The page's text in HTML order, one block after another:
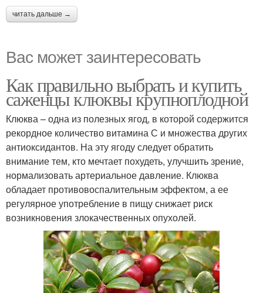
читать дальше →
Вас может заинтересовать
Как правильно выбрать и купить
саженцы клюквы крупноплодной
Клюква – одна из полезных ягод, в которой содержится
рекордное количество витамина С и множества других
антиоксидантов. На эту ягоду следует обратить
внимание тем, кто мечтает похудеть, улучшить зрение,
нормализовать артериальное давление. Клюква
обладает противовоспалительным эффектом, а ее
регулярное употребление в пищу снижает риск
возникновения злокачественных опухолей.